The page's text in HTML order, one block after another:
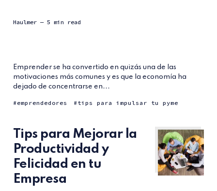
Haulmer — 5 min read
Emprender se ha convertido en quizás una de las
motivaciones más comunes y es que la economía ha
dejado de concentrarse en...
emprendedores tips para impulsar tu pyme
Tips para Mejorar la
Productividad y
Felicidad en tu
Empresa